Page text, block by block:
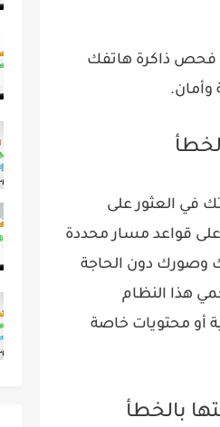
فحص ذاكرة هاتفك
وأمان.
في العثور على
قواعد مسار محددة
وصورك دون الحاجة
هذا النظام
محتويات خاصة
بالخطأ